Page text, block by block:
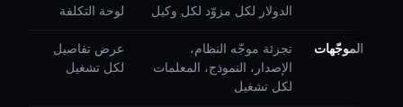
الدولار لكل مزوّد لكل وكيل
لوحة التكلفة
الموجّهات
تجزئة موجّه النظام،
الإصدار، النموذج، المعلمات
لكل تشغيل
عرض تفاصيل
لكل تشغيل